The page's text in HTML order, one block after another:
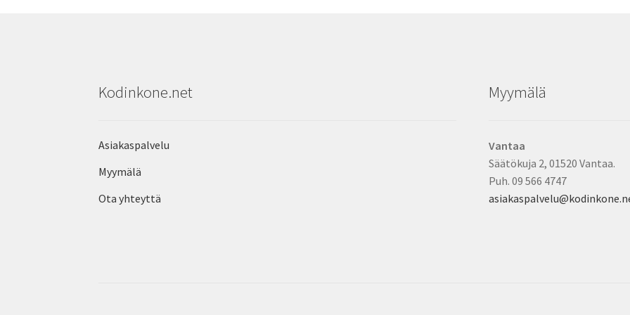
Kodinkone.net
Asiakaspalvelu
Myymälä
Ota yhteyttä
Myymälä
Vantaa
Säätökuja 2, 01520 Vantaa.
Puh. 09 566 4747